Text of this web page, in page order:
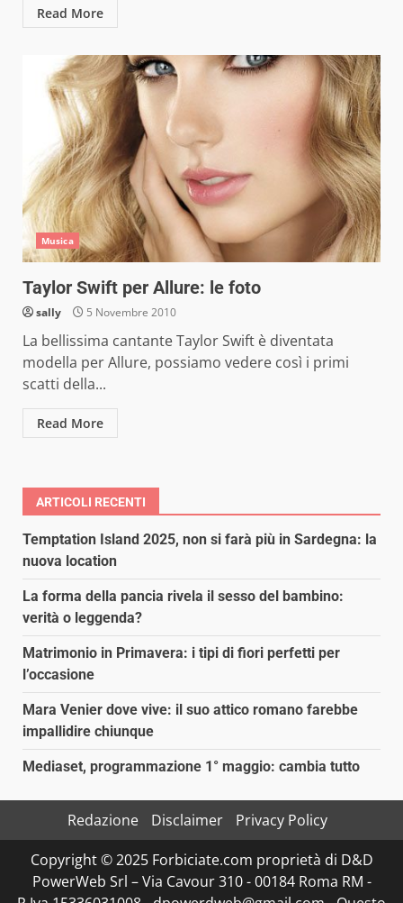
Read More
Musica
Taylor Swift per Allure: le foto
sally 5 Novembre 2010
La bellissima cantante Taylor Swift è diventata
modella per Allure, possiamo vedere così i primi
scatti della...
Read More
ARTICOLI RECENTI
Temptation Island 2025, non si farà più in Sardegna: la
nuova location
La forma della pancia rivela il sesso del bambino:
verità o leggenda?
Matrimonio in Primavera: i tipi di fiori perfetti per
l’occasione
Mara Venier dove vive: il suo attico romano farebbe
impallidire chiunque
Mediaset, programmazione 1° maggio: cambia tutto
Redazione Disclaimer
Privacy Policy
Copyright © 2025 Forbiciate.com proprietà di D&D
PowerWeb Srl – Via Cavour 310 - 00184 Roma RM -